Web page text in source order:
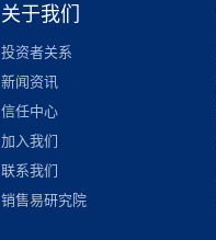
关于我们
投资者关系
新闻资讯
信任中心
加入我们
联系我们
销售易研究院